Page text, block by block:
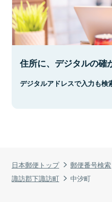
日本郵便トップ 郵便番号検索
諏訪郡下諏訪町
中汐町
住所に、デジタルの確
デジタルアドレスで入力も検